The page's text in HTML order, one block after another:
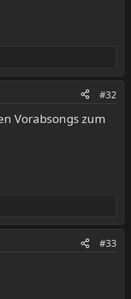
#32
Vorabsongs zum
#33